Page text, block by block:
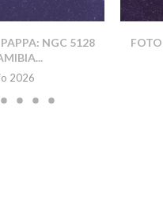
NGC 5128
2026